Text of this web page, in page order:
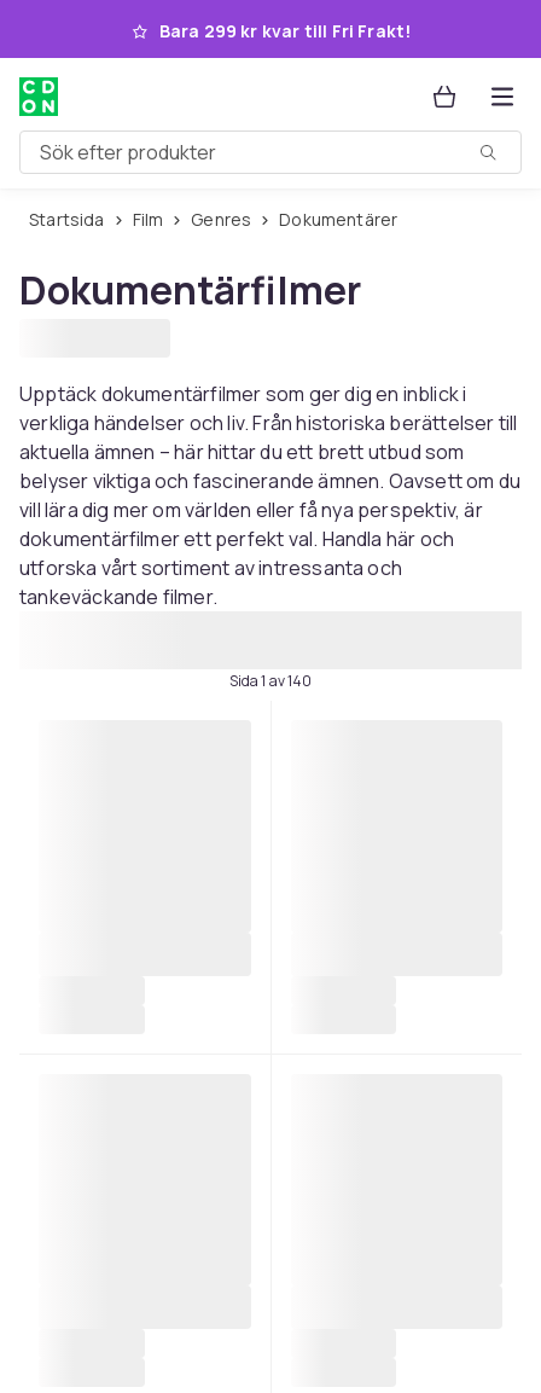
Hoppa till huvudinnehållet
Bara 299 kr kvar till Fri Frakt!
Sök efter produkter
Startsida Film Genres Dokumentärer
Dokumentärfilmer
Upptäck dokumentärfilmer som ger dig en inblick i
verkliga händelser och liv. Från historiska berättelser till
aktuella ämnen – här hittar du ett brett utbud som
belyser viktiga och fascinerande ämnen. Oavsett om du
vill lära dig mer om världen eller få nya perspektiv, är
dokumentärfilmer ett perfekt val. Handla här och
utforska vårt sortiment av intressanta och
tankeväckande filmer.
Sida 1 av 140